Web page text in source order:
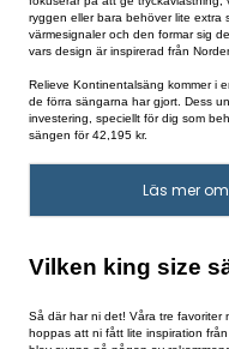
Vår nästa
Signature är deras
lyxigare sömn. Den har en
samt hög komfort tack vare
När du köper den här
benen och utformning på
dyrare än den första, och
Läs